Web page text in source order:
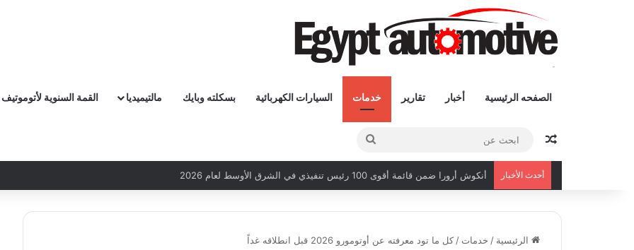
الصفحه الرئيسية أخبار تقارير خدمات السيارات الكهربائية بسكلته وبايك مالتيميديا القمة السنوية لأتوموتيف
مقال عشوائى
عن
أحدث الأخبار أنكوش أرورا ضمن قائمة أقوى 100 رئيس تنفيذي في الشرق الأوسط لعام 2026
الرئيسية / خدمات / كل ما تود معرفته عن أوتومورو 2026 قبل انطلاقه غداً